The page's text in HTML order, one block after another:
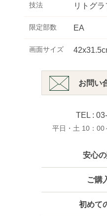
技法 リトグ
限定部数 EA
画面サイズ
お問い
TEL :
平日・土 10：00
安心
ご購
初めて